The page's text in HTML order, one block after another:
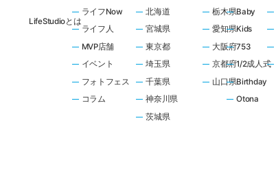
LifeStudioとは
ライフNow
ライフ人
MVP店舗
イベント
フォトフェス
コラム
北海道
宮城県
東京都
埼玉県
千葉県
神奈川県
茨城県
栃木県
愛知県
大阪府
京都府
山口県
Baby
Kids
753
1/2成人式
Birthday
Otona